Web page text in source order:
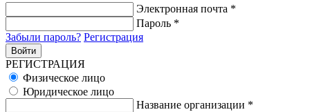
Электронная почта *
Пароль *
Забыли пароль? Регистрация
РЕГИСТРАЦИЯ
Физическое лицо
Юридическое лицо
Название организации *